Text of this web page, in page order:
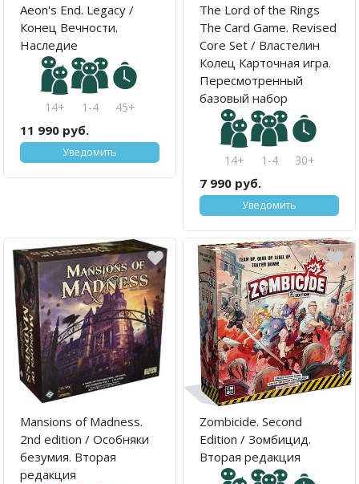
Aeon's End. Legacy /
Конец Вечности.
Наследие
14+ 1-4 45+
11 990 руб.
Уведомить
The Lord of the Rings
The Card Game. Revised
Core Set / Властелин
Колец Карточная игра.
Пересмотренный
базовый набор
14+ 1-4 30+
7 990 руб.
Уведомить
Mansions of Madness.
2nd edition / Особняки
безумия. Вторая
редакция
Zombicide. Second
Edition / Зомбицид.
Вторая редакция